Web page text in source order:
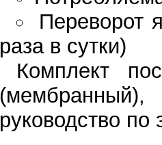
Переворот
раза в сутки)
Комплект
руководство по